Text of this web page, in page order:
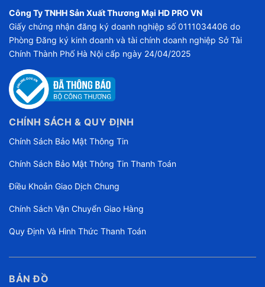
Công Ty TNHH Sản Xuất Thương Mại HD PRO VN
Giấy chứng nhận đăng ký doanh nghiệp số 0111034406 do
Phòng Đăng ký kinh doanh và tài chính doanh nghiệp Sở Tài
Chính Thành Phố Hà Nội cấp ngày 24/04/2025
CHÍNH SÁCH & QUY ĐỊNH
Chính Sách Bảo Mật Thông Tin
Chính Sách Bảo Mật Thông Tin Thanh Toán
Điều Khoản Giao Dịch Chung
Chính Sách Vận Chuyển Giao Hàng
Quy Định Và Hình Thức Thanh Toán
BẢN ĐỒ